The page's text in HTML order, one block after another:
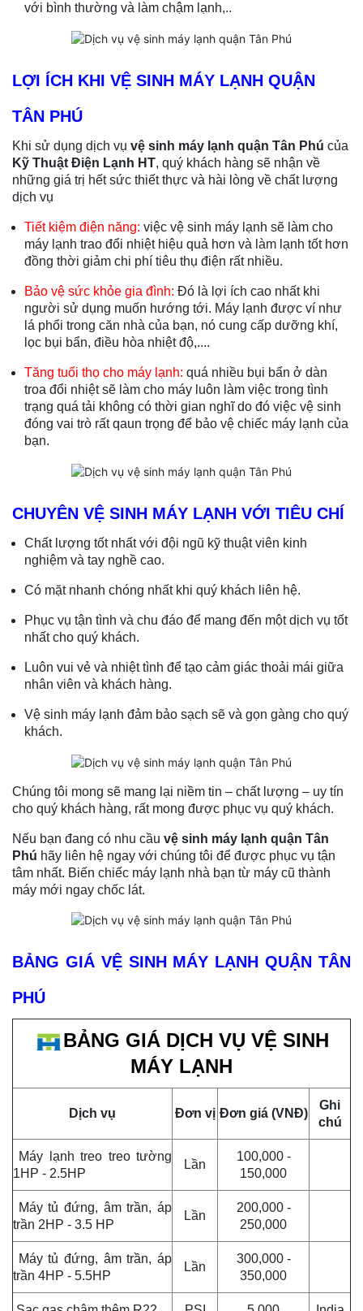
với bình thường và làm chậm lạnh,..
LỢI ÍCH KHI VỆ SINH MÁY LẠNH QUẬN
TÂN PHÚ
Khi sử dụng dịch vụ vệ sinh máy lạnh quận Tân Phú của
Kỹ Thuật Điện Lạnh HT, quý khách hàng sẽ nhận về
những giá trị hết sức thiết thực và hài lòng về chất lượng
dịch vụ
Tiết kiệm điện năng: việc vệ sinh máy lạnh sẽ làm cho
máy lạnh trao đổi nhiệt hiệu quả hơn và làm lạnh tốt hơn
đồng thời giảm chi phí tiêu thụ điện rất nhiều.
Bảo vệ sức khỏe gia đình: Đó là lợi ích cao nhất khi
người sử dụng muốn hướng tới. Máy lạnh được ví như
lá phổi trong căn nhà của bạn, nó cung cấp dưỡng khí,
lọc bụi bẩn, điều hòa nhiệt độ,....
Tăng tuổi thọ cho máy lạnh: quá nhiều bụi bẩn ở dàn
troa đổi nhiệt sẽ làm cho máy luôn làm việc trong tình
trạng quá tải không có thời gian nghĩ do đó việc vệ sinh
đóng vai trò rất qaun trọng để bảo vệ chiếc máy lạnh của
bạn.
CHUYÊN VỆ SINH MÁY LẠNH VỚI TIÊU CHÍ
Chất lượng tốt nhất với đội ngũ kỹ thuật viên kinh
nghiệm và tay nghề cao.
Có mặt nhanh chóng nhất khi quý khách liên hệ.
Phục vụ tận tình và chu đáo để mang đến một dịch vụ tốt
nhất cho quý khách.
Luôn vui vẻ và nhiệt tình để tạo cảm giác thoải mái giữa
nhân viên và khách hàng.
Vệ sinh máy lạnh đảm bảo sạch sẽ và gọn gàng cho quý
khách.
Chúng tôi mong sẽ mang lại niềm tin – chất lượng – uy tín
cho quý khách hàng, rất mong được phục vụ quý khách.
Nếu bạn đang có nhu cầu vệ sinh máy lạnh quận Tân
Phú hãy liên hệ ngay với chúng tôi để được phục vụ tận
tâm nhất. Biến chiếc máy lạnh nhà bạn từ máy cũ thành
máy mới ngay chốc lát.
BẢNG GIÁ VỆ SINH MÁY LẠNH QUẬN TÂN
PHÚ
BẢNG GIÁ DỊCH VỤ VỆ SINH
MÁY LẠNH
Dịch vụ Đơn vị Đơn giá (VNĐ)
Ghi
chú
Máy lạnh treo treo tường
1HP - 2.5HP
Lần
100,000 -
150,000
Máy tủ đứng, âm trần, áp
trần 2HP - 3.5 HP
Lần
200,000 -
250,000
Máy tủ đứng, âm trần, áp
trần 4HP - 5.5HP
Lần
300,000 -
350,000